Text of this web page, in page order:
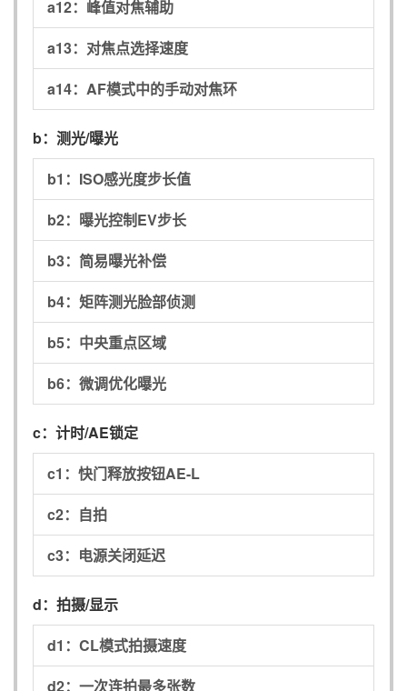
a12： 峰值对焦辅助
a13： 对焦点选择速度
a14： AF模式中的手动对焦环
b： 测光/曝光
b1： ISO感光度步长值
b2： 曝光控制EV步长
b3： 简易曝光补偿
b4： 矩阵测光脸部侦测
b5： 中央重点区域
b6： 微调优化曝光
c： 计时/AE锁定
c1： 快门释放按钮AE-L
c2： 自拍
c3： 电源关闭延迟
d： 拍摄/显示
d1： CL模式拍摄速度
d2： 一次连拍最多张数